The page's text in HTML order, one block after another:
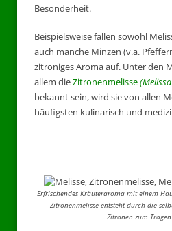
Besonderheit.
Beispielsweise fallen sowohl
auch manche Minzen (v.a.
zitroniges Aroma auf. Unter den
allem dieZitronenmelisse
bekannt sein, wird sie von allen
häufigsten kulinarisch und
Erfrischendes Kräuteraroma mit einem
Zitronenmelisse entsteht durch die
Zitronen zum